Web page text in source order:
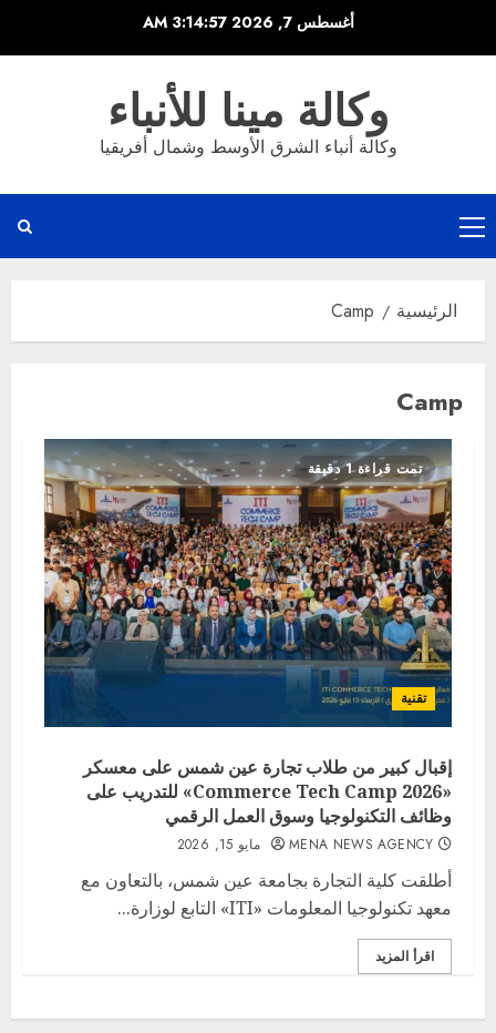
أغسطس 7, 2026 3:14:57 AM
وكالة مينا للأنباء
وكالة أنباء الشرق الأوسط وشمال أفريقيا
القائمة
الرئيسية
الرئيسية Camp
Camp
تمت قراءة 1 دقيقة
تقنية
إقبال كبير من طلاب تجارة عين شمس على معسكر
«Commerce Tech Camp 2026» للتدريب على
وظائف التكنولوجيا وسوق العمل الرقمي
MENA NEWS AGENCY مايو 15, 2026
أطلقت كلية التجارة بجامعة عين شمس، بالتعاون مع
معهد تكنولوجيا المعلومات «ITI» التابع لوزارة...
اقرأ المزيد